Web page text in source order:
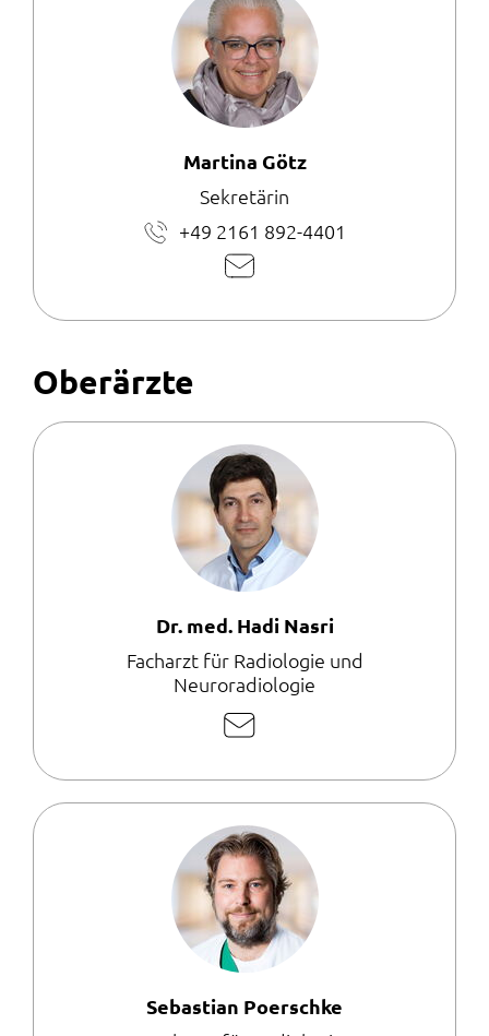
Martina Götz
Sekretärin
+49 2161 892-4401
E-
schreiben
Oberärzte
Dr. med. Hadi Nasri
Facharzt für Radiologie und
Neuroradiologie
E-
schreiben
Sebastian Poerschke